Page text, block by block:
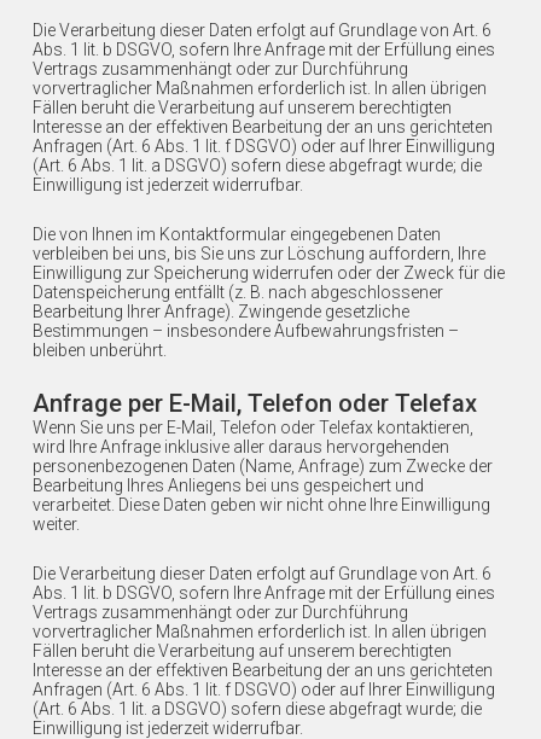
Die Verarbeitung dieser Daten erfolgt auf Grundlage von Art. 6
Abs. 1 lit. b DSGVO, sofern Ihre Anfrage mit der Erfüllung eines
Vertrags zusammenhängt oder zur Durchführung
vorvertraglicher Maßnahmen erforderlich ist. In allen übrigen
Fällen beruht die Verarbeitung auf unserem berechtigten
Interesse an der effektiven Bearbeitung der an uns gerichteten
Anfragen (Art. 6 Abs. 1 lit. f DSGVO) oder auf Ihrer Einwilligung
(Art. 6 Abs. 1 lit. a DSGVO) sofern diese abgefragt wurde; die
Einwilligung ist jederzeit widerrufbar.
Die von Ihnen im Kontaktformular eingegebenen Daten
verbleiben bei uns, bis Sie uns zur Löschung auffordern, Ihre
Einwilligung zur Speicherung widerrufen oder der Zweck für die
Datenspeicherung entfällt (z. B. nach abgeschlossener
Bearbeitung Ihrer Anfrage). Zwingende gesetzliche
Bestimmungen – insbesondere Aufbewahrungsfristen –
bleiben unberührt.
Anfrage per E-Mail, Telefon oder Telefax
Wenn Sie uns per E-Mail, Telefon oder Telefax kontaktieren,
wird Ihre Anfrage inklusive aller daraus hervorgehenden
personenbezogenen Daten (Name, Anfrage) zum Zwecke der
Bearbeitung Ihres Anliegens bei uns gespeichert und
verarbeitet. Diese Daten geben wir nicht ohne Ihre Einwilligung
weiter.
Die Verarbeitung dieser Daten erfolgt auf Grundlage von Art. 6
Abs. 1 lit. b DSGVO, sofern Ihre Anfrage mit der Erfüllung eines
Vertrags zusammenhängt oder zur Durchführung
vorvertraglicher Maßnahmen erforderlich ist. In allen übrigen
Fällen beruht die Verarbeitung auf unserem berechtigten
Interesse an der effektiven Bearbeitung der an uns gerichteten
Anfragen (Art. 6 Abs. 1 lit. f DSGVO) oder auf Ihrer Einwilligung
(Art. 6 Abs. 1 lit. a DSGVO) sofern diese abgefragt wurde; die
Einwilligung ist jederzeit widerrufbar.